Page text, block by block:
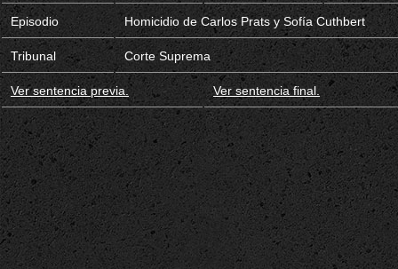
Episodio Homicidio de Carlos Prats y Sofía Cuthbert
Tribunal Corte Suprema
Ver sentencia previa. Ver sentencia final.